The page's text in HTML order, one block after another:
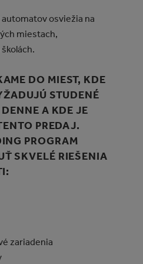
osviežia na
miestach,
DO MIEST, KDE
STUDENÉ
A KDE JE
PREDAJ.
PROGRAM
SKVELÉ RIEŠENIA
zariadenia